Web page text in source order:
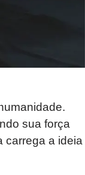
sua força
carrega a ideia